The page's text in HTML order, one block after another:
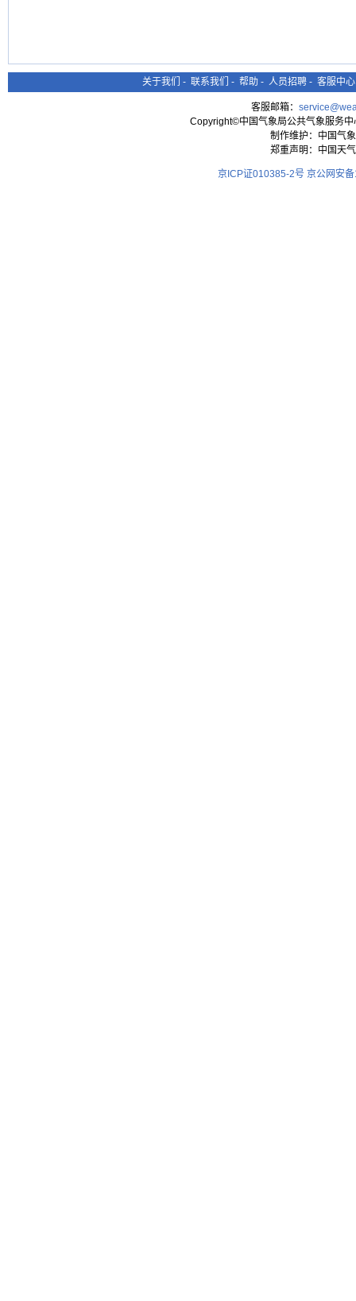
关于我们 - 联系我们 - 帮助 - 人员招聘 - 客服中心
客服邮箱：
Copyright©中国气象局公共气象服务
制作维护：中国气
郑重声明：中国天
京ICP证010385-2号 京公网安